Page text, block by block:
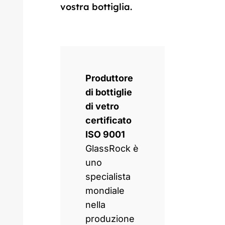
vostra bottiglia.
Produttore
di bottiglie
di vetro
certificato
ISO 9001
GlassRock è
uno
specialista
mondiale
nella
produzione